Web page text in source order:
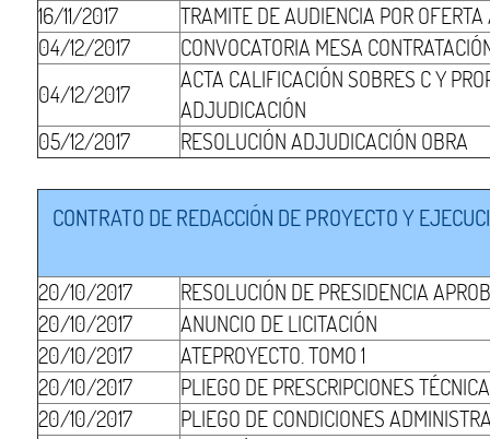
16/11/2017
TRAMITE DE AUDIENCIA POR
04/12/2017
CONVOCATORIA MESA
04/12/2017
ACTA CALIFICACIÓN SOBRES C Y
ADJUDICACIÓN
05/12/2017
RESOLUCIÓN ADJUDICACIÓN OBRA
CONTRATO DE REDACCIÓN DE PROYECTO Y
20/10/2017
RESOLUCIÓN DE PRESIDENCIA
20/10/2017
ANUNCIO DE LICITACIÓN
20/10/2017
ATEPROYECTO. TOMO 1
20/10/2017
PLIEGO DE PRESCRIPCIONES
20/10/2017
PLIEGO DE CONDICIONES